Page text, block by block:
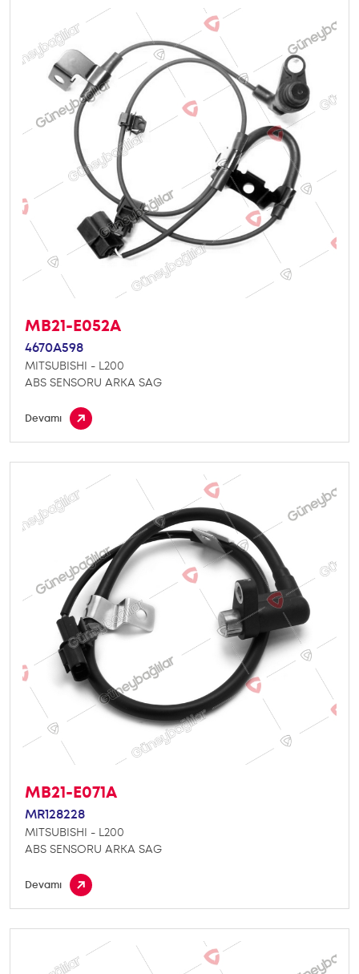
MB21-E052A
4670A598
MITSUBISHI - L200
ABS SENSORU ARKA SAG
Devamı
MB21-E071A
MR128228
MITSUBISHI - L200
ABS SENSORU ARKA SAG
Devamı